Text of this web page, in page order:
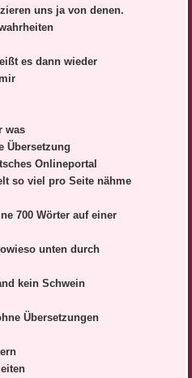
uns ja von denen.
es dann wieder
was
Übersetzung
Onlineportal
so viel pro Seite nähme
700 Wörter auf einer
unten durch
kein Schwein
Übersetzungen